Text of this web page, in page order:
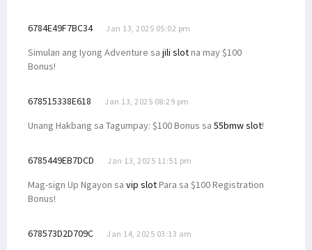
6784E49F7BC34 Jan 13, 2025 05:02 pm
Simulan ang Iyong Adventure sa jili slotna may $100
Bonus!
678515338E618 Jan 13, 2025 08:29 pm
Unang Hakbang sa Tagumpay: $100 Bonus sa 55bmw slot!
6785449EB7DCD Jan 13, 2025 11:51 pm
Mag-sign Up Ngayon sa vip slotPara sa $100 Registration
Bonus!
678573D2D709C Jan 14, 2025 03:13 am